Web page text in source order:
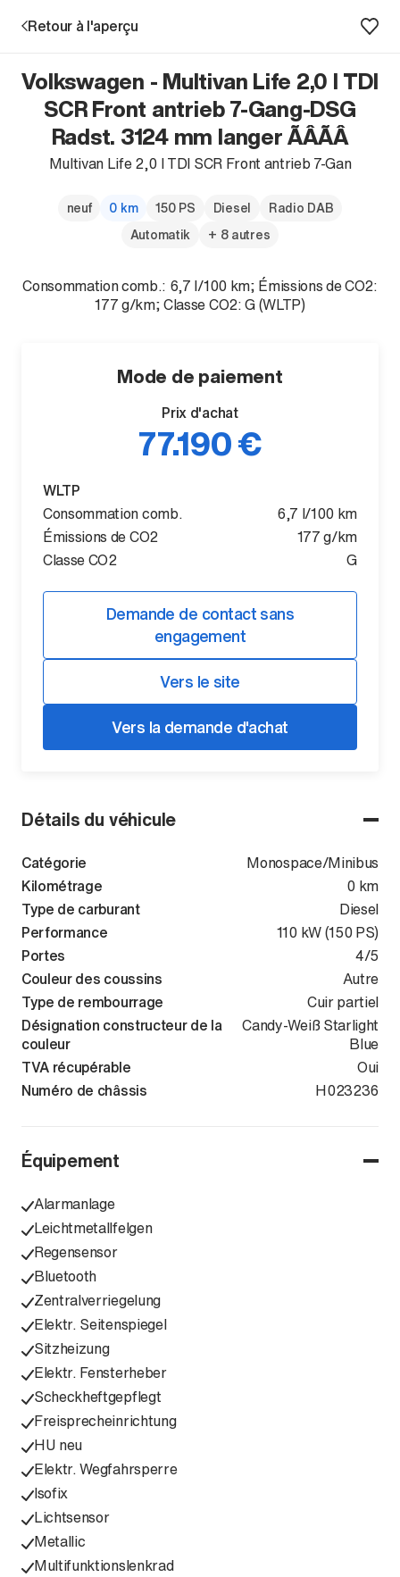
Prestations
Succursales
Recherche d'un véhicule
Retour à l'aperçu
Détails du véhicule
Catégorie
Monospace/Minibus
Kilométrage
0 km
Type de carburant
Diesel
Performance
110 kW (150 PS)
Portes
4/5
Couleur des coussins
Autre
Type de rembourrage
Cuir partiel
Désignation constructeur de la
couleur
Candy-Weiß Starlight
Blue
TVA récupérable
Oui
Numéro de châssis
H023236
Équipement
Alarmanlage
Leichtmetallfelgen
Regensensor
Bluetooth
Zentralverriegelung
Elektr. Seitenspiegel
Sitzheizung
Elektr. Fensterheber
Scheckheftgepflegt
Freisprecheinrichtung
HU neu
Elektr. Wegfahrsperre
Isofix
Lichtsensor
Metallic
Multifunktionslenkrad
Volkswagen - Multivan Life 2,0 l TDI
SCR Front antrieb 7-Gang-DSG
Radst. 3124 mm langer ÃÂÃÂ
Multivan Life 2,0 l TDI SCR Front antrieb 7-Gan
neuf 0 km 150 PS Diesel
Radio DAB
Automatik
+ 8 autres
Consommation comb.: 6,7 l/100 km; Émissions de CO2:
177 g/km; Classe CO2: G (WLTP)
Mode de paiement
Prix d'achat
77.190 €
WLTP
Consommation comb.
6,7 l/100 km
Émissions de CO2
177 g/km
Classe CO2
G
Demande de contact sans
engagement
Vers le site
Vers la demande d'achat